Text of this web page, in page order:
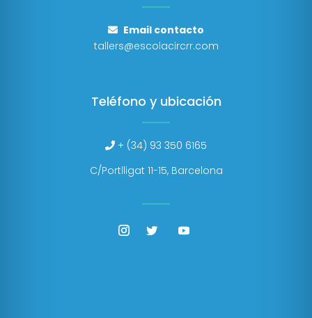
Email contacto
tallers@escolacircrr.com
Teléfono y ubicación
+ (34) 93 350 6165
C/Portlligat 11-15, Barcelona